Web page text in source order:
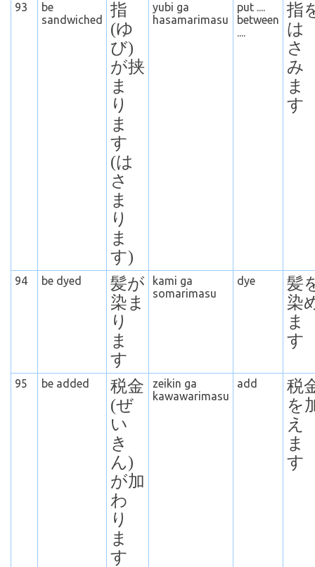
93
be
sandwiched
指
(ゆ
び)
が挟
ま
り
ま
す
(は
さ
ま
り
ま
す)
yubi ga
hasamarimasu
put ....
between
....
指
は
さ
み
ま
す
94 be dyed
髪が
染ま
り
ま
す
kami ga
somarimasu
dye
髪
染
ま
す
95 be added
税金
(ぜ
い
き
ん)
が加
わ
り
ま
す
zeikin ga
kawawarimasu
add
税
を
え
ま
す